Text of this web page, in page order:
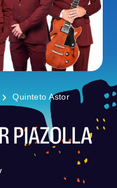
Quinteto Astor
PIAZOLLA